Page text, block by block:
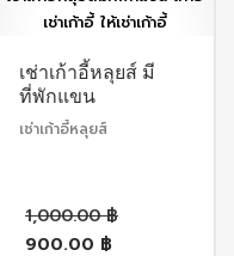
เช่าเก้าอี้หลุยส์ มี
ที่พักแขน
เช่าเก้าอี้หลุยส์
1,000.00฿
900.00 ฿